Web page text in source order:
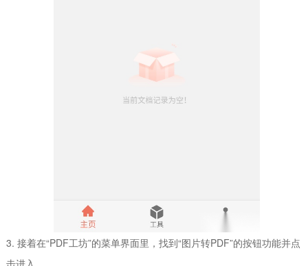
3. 接着在“PDF工坊”的菜单界面里，找到“图片转PDF”的按钮功能并点
击进入